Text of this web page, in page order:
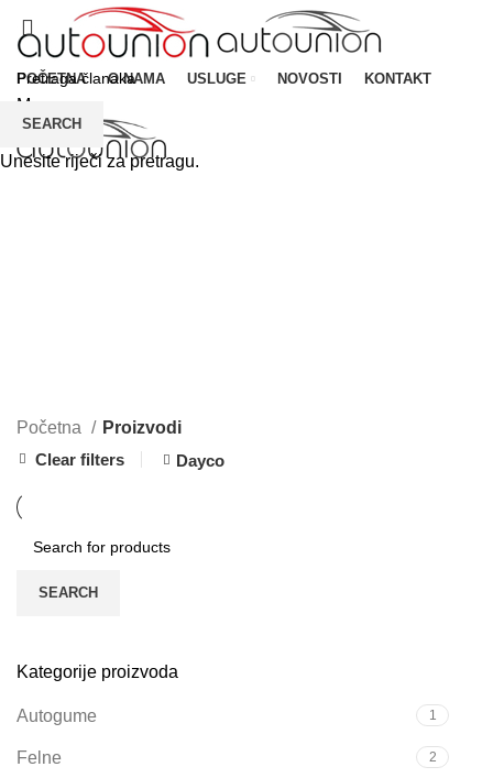
POČETNA O NAMA USLUGE NOVOSTI KONTAKT
Menu
Kategorije proizvoda
Autogume 1
Felne 2
Početna
Proizvodi
Clear filters
Dayco
SEARCH
SEARCH
Unesite riječi za pretragu.